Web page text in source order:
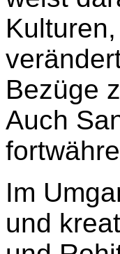
Bezüge
Auch
Im
und